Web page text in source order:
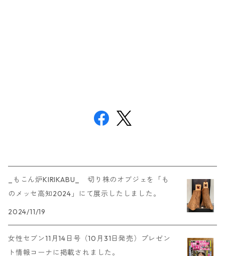
_もこん炉KIRIKABU_ 切り株のオブジェを「も
のメッセ高知2024」にて展示したしました。
2024/11/19
女性セブン11月14日号（10月31日発売）プレゼン
ト情報コーナに掲載されました。